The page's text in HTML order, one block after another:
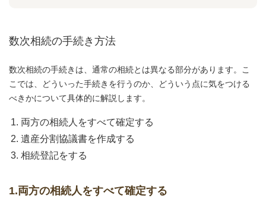
数次相続の手続き方法
数次相続の手続きは、通常の相続とは異なる部分があります。こ
こでは、どういった手続きを行うのか、どういう点に気をつける
べきかについて具体的に解説します。
両方の相続人をすべて確定する
遺産分割協議書を作成する
相続登記をする
1.両方の相続人をすべて確定する